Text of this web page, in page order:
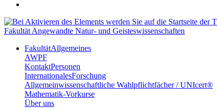
Fakultät Angewandte Natur- und Geisteswissenschaften
FakultätAllgemeines
AWPF
KontaktPersonen
InternationalesForschung
Allgemeinwissenschaftliche Wahlpflichtfächer / UNIcert®
Mathematik-Vorkurse
Über uns